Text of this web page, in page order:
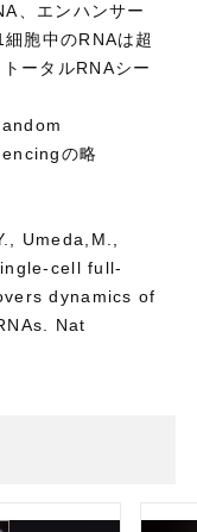
、エンハンサー
胞中のRNAは超
ータルRNAシー
の略
Umeda,M.,
cell full-
dynamics of
Nat